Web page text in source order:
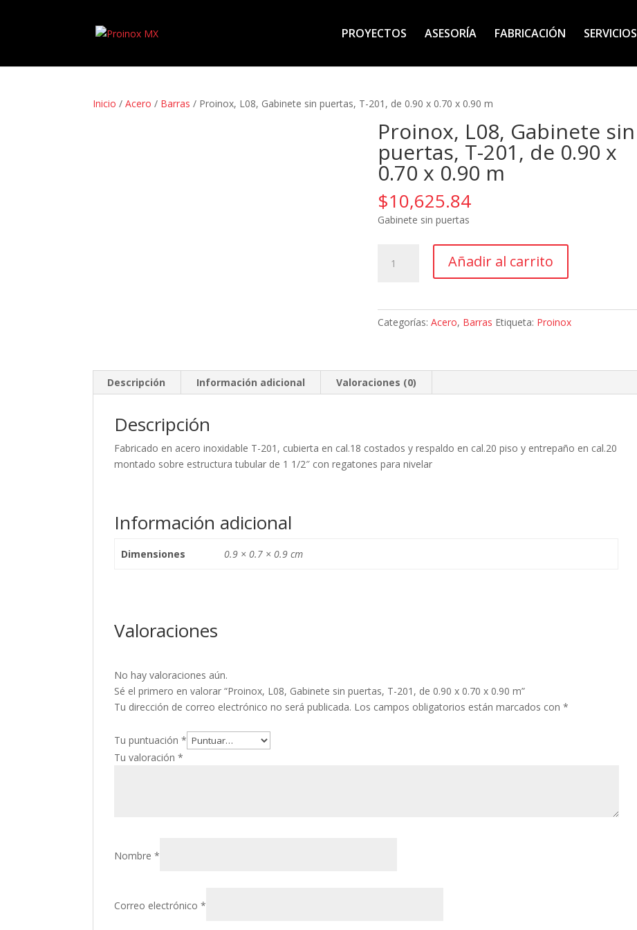
PROYECTOS ASESORÍA FABRICACIÓN SERVICIOS
Inicio /Acero / Barras / Proinox, L08, Gabinete sin puertas, T-201, de 0.90 x 0.70 x 0.90 m
Proinox, L08, Gabinete sin
puertas, T-201, de 0.90 x
0.70 x 0.90 m
$10,625.84
Gabinete sin puertas
L08,
0.90
x
0.90
cantidad
Añadir al carrito
Categorías:Acero, Barras Etiqueta: Proinox
Descripción Información adicional Valoraciones (0)
Descripción
Fabricado en acero inoxidable T-201, cubierta en cal.18 costados y respaldo en cal.20 piso y entrepaño en cal.20
montado sobre estructura tubular de 1 1/2″ con regatones para nivelar
Información adicional
Dimensiones 0.9 × 0.7 × 0.9 cm
Valoraciones
No hay valoraciones aún.
Sé el primero en valorar “Proinox, L08, Gabinete sin puertas, T-201, de 0.90 x 0.70 x 0.90 m”
Tu dirección de correo electrónico no será publicada. Los campos obligatorios están marcados con*
Tu puntuación*
Tu valoración*
Nombre*
Correo electrónico*